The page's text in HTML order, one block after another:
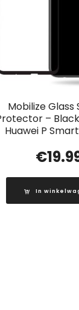
Mobilize Glass
–
Huawei P
€
In